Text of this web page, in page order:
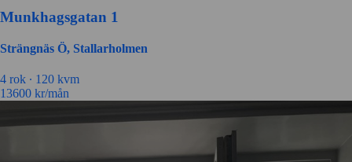
Munkhagsgatan 1
Strängnäs Ö, Stallarholmen
4 rok ∙ 120 kvm
13600 kr/mån